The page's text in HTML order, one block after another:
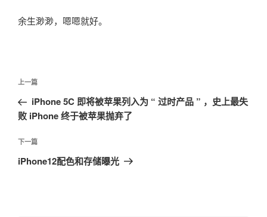
余生渺渺，嗯嗯就好。
文
导
航
上
一
篇
章
上一篇
iPhone 5C 即将被苹果列入为 “ 过时产品 ” ，史上最失
败 iPhone 终于被苹果抛弃了
下
一
下一篇
iPhone12配色和存储曝光